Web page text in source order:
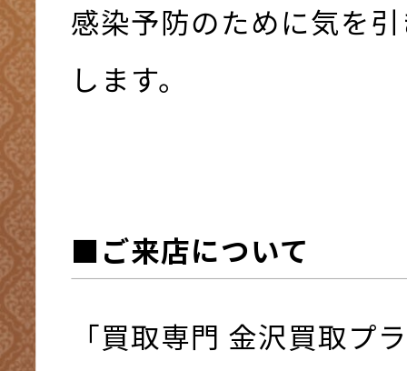
感染予防のために気を
します。
■ご来店について
「買取専門 金沢買取プ